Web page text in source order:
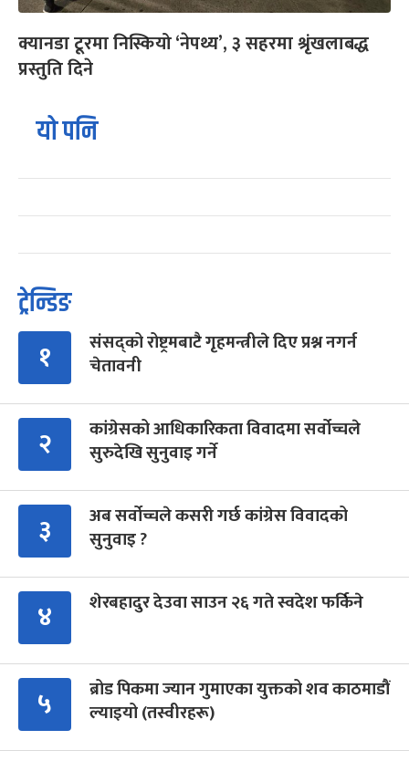
क्यानडा टूरमा निस्कियो ‘नेपथ्य’, ३ सहरमा श्रृंखलाबद्ध
प्रस्तुति दिने
यो पनि
ट्रेन्डिङ
१
संसद्को रोष्ट्रमबाटै गृहमन्त्रीले दिए प्रश्न नगर्न
चेतावनी
२
कांग्रेसको आधिकारिकता विवादमा सर्वोच्चले
सुरुदेखि सुनुवाइ गर्ने
३
अब सर्वोच्चले कसरी गर्छ कांग्रेस विवादको
सुनुवाइ ?
४ शेरबहादुर देउवा साउन २६ गते स्वदेश फर्किने
५
ब्रोड पिकमा ज्यान गुमाएका युक्तको शव काठमाडौं
ल्याइयो (तस्वीरहरू)